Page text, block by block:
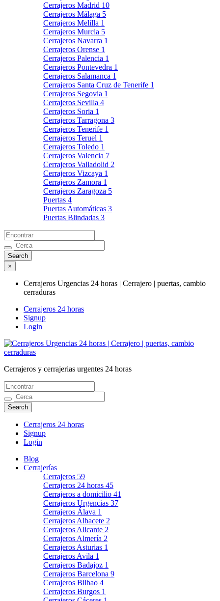
Cerrajeros Madrid 10
Cerrajeros Málaga 5
Cerrajeros Melilla 1
Cerrajeros Murcia 5
Cerrajeros Navarra 1
Cerrajeros Orense 1
Cerrajeros Palencia 1
Cerrajeros Pontevedra 1
Cerrajeros Salamanca 1
Cerrajeros Santa Cruz de Tenerife 1
Cerrajeros Segovia 1
Cerrajeros Sevilla 4
Cerrajeros Soria 1
Cerrajeros Tarragona 3
Cerrajeros Tenerife 1
Cerrajeros Teruel 1
Cerrajeros Toledo 1
Cerrajeros Valencia 7
Cerrajeros Valladolid 2
Cerrajeros Vizcaya 1
Cerrajeros Zamora 1
Cerrajeros Zaragoza 5
Puertas 4
Puertas Automáticas 3
Puertas Blindadas 3
×
Cerrajeros Urgencias 24 horas | Cerrajero | puertas, cambio
cerraduras
Cerrajeros 24 horas
Signup
Login
Cerrajeros Urgencias 24 horas | Cerrajero
| puertas, cambio cerraduras
Cerrajeros y cerrajerias urgentes 24 horas
Cerrajeros 24 horas
Signup
Login
Blog
Cerrajerías
Cerrajeros 59
Cerrajeros 24 horas 45
Cerrajeros a domicilio 41
Cerrajeros Urgencias 37
Cerrajeros Álava 1
Cerrajeros Albacete 2
Cerrajeros Alicante 2
Cerrajeros Almería 2
Cerrajeros Asturias 1
Cerrajeros Avila 1
Cerrajeros Badajoz 1
Cerrajeros Barcelona 9
Cerrajeros Bilbao 4
Cerrajeros Burgos 1